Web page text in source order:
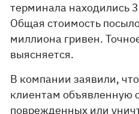
терминала находились
Общая стоимость
миллиона гривен.
выясняется.
В компании заявили,
клиентам объявленную
поврежденных или